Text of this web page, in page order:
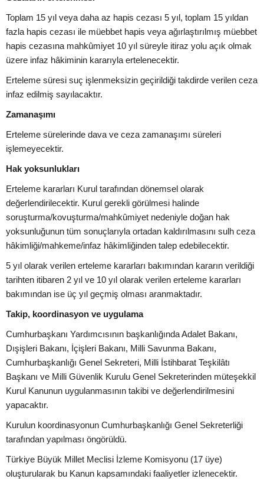
Toplam 15 yıl veya daha az hapis cezası 5 yıl, toplam 15 yıldan
fazla hapis cezası ile müebbet hapis veya ağırlaştırılmış müebbet
hapis cezasına mahkûmiyet 10 yıl süreyle itiraz yolu açık olmak
üzere infaz hâkiminin kararıyla ertelenecektir.
Erteleme süresi suç işlenmeksizin geçirildiği takdirde verilen ceza
infaz edilmiş sayılacaktır.
Zamanaşımı
Erteleme sürelerinde dava ve ceza zamanaşımı süreleri
işlemeyecektir.
Hak yoksunlukları
Erteleme kararları Kurul tarafından dönemsel olarak
değerlendirilecektir. Kurul gerekli görülmesi halinde
soruşturma/kovuşturma/mahkûmiyet nedeniyle doğan hak
yoksunluğunun tüm sonuçlarıyla ortadan kaldırılmasını sulh ceza
hâkimliği/mahkeme/infaz hâkimliğinden talep edebilecektir.
5 yıl olarak verilen erteleme kararları bakımından kararın verildiği
tarihten itibaren 2 yıl ve 10 yıl olarak verilen erteleme kararları
bakımından ise üç yıl geçmiş olması aranmaktadır.
Takip, koordinasyon ve uygulama
Cumhurbaşkanı Yardımcısının başkanlığında Adalet Bakanı,
Dışişleri Bakanı, İçişleri Bakanı, Milli Savunma Bakanı,
Cumhurbaşkanlığı Genel Sekreteri, Milli İstihbarat Teşkilâtı
Başkanı ve Milli Güvenlik Kurulu Genel Sekreterinden müteşekkil
Kurul Kanunun uygulanmasının takibi ve değerlendirilmesini
yapacaktır.
Kurulun koordinasyonun Cumhurbaşkanlığı Genel Sekreterliği
tarafından yapılması öngörüldü.
Türkiye Büyük Millet Meclisi İzleme Komisyonu (17 üye)
oluşturularak bu Kanun kapsamındaki faaliyetler izlenecektir.